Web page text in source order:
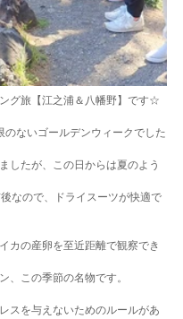
グ旅【江之浦＆八幡野】です☆
のないゴールデンウィークでした
したが、この日からは夏のよう
なので、ドライスーツが快適で
カの産卵を至近距離で観察でき
、この季節の名物です。
スを与えないためのルールがあ